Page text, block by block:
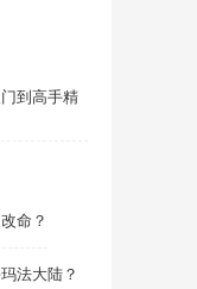
到高手精
命？
法大陆？